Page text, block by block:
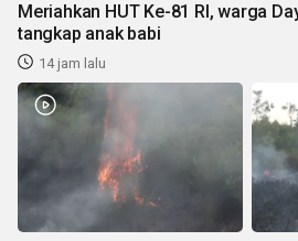
Meriahkan HUT Ke-81 RI, warga
tangkap anak babi
14 jam lalu